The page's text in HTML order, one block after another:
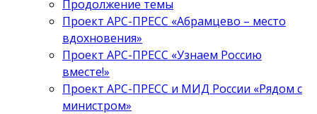
Продолжение темы
Проект АРС-ПРЕСС «Абрамцево – место
вдохновения»
Проект АРС-ПРЕСС «Узнаем Россию
вместе!»
Проект АРС-ПРЕСС и МИД России «Рядом с
министром»